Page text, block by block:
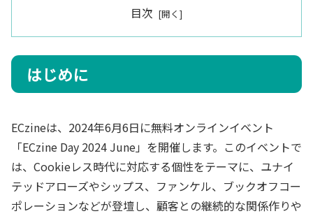
目次
はじめに
ECzineは、2024年6月6日に無料オンラインイベント
「ECzine Day 2024 June」を開催します。このイベントで
は、Cookieレス時代に対応する個性をテーマに、ユナイ
テッドアローズやシップス、ファンケル、ブックオフコー
ポレーションなどが登壇し、顧客との継続的な関係作りや